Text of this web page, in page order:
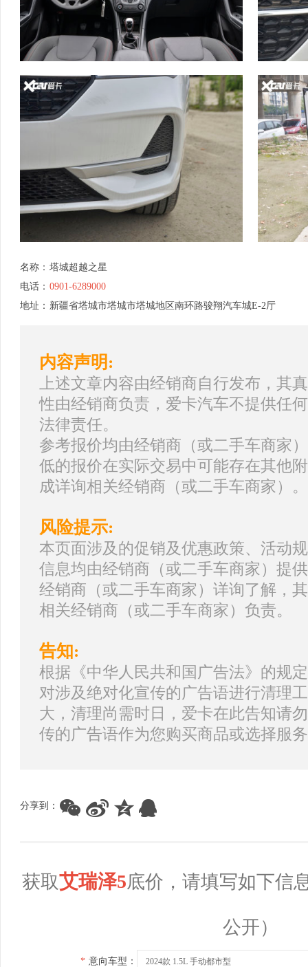
名称： 塔城超越之星
电话： 0901-6289000
地址： 新疆省塔城市塔城市塔城地区南环路骏翔汽车城E-2厅
内容声明:
上述文章内容由经销商自行发布，其
性由经销商负责，爱卡汽车不提供任
法律责任。
参考报价均由经销商（或二手车商家
低的报价在实际交易中可能存在其他
成详询相关经销商（或二手车商家）。
风险提示:
本页面涉及的促销及优惠政策、活动
信息均由经销商（或二手车商家）提
经销商（或二手车商家）详询了解，
相关经销商（或二手车商家）负责。
告知:
根据《中华人民共和国广告法》的规
对涉及绝对化宣传的广告语进行清理
大，清理尚需时日，爱卡在此告知请
传的广告语作为您购买商品或选择服
分享到：
获取艾瑞泽5底价，请填写如下信
公开）
* 意向车型： 2024款 1.5L 手动都市型